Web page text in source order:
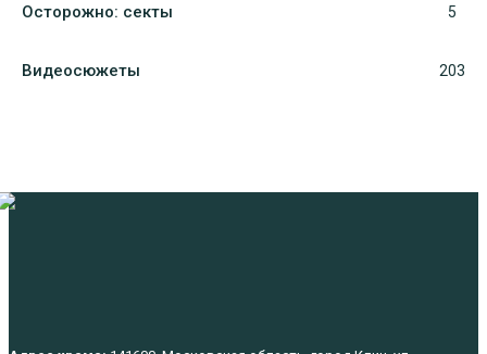
Осторожно: секты 5
Видеосюжеты 203